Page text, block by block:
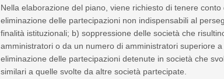
Nella elaborazione del piano, viene richiesto di tenere conto
eliminazione delle partecipazioni non indispensabili al
finalità istituzionali; b) soppressione delle società che
amministratori o da un numero di amministratori superiore
eliminazione delle partecipazioni detenute in società che
similari a quelle svolte da altre società partecipate.